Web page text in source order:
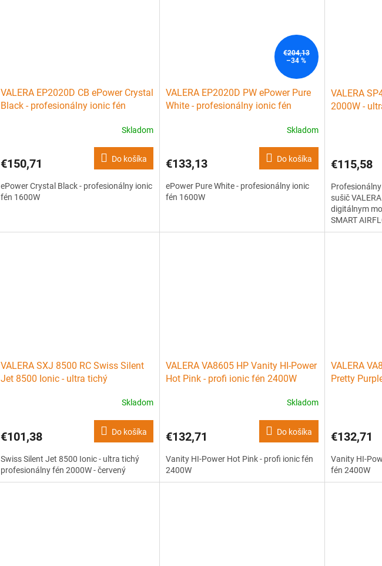
VALERA EP2020D CB ePower Crystal
Black - profesionálny ionic fén
Skladom
€150,71 Do košíka
ePower Crystal Black - profesionálny ionic
fén 1600W
€204,13
–34 %
VALERA EP2020D PW ePower Pure
White - profesionálny ionic fén
Skladom
€133,13 Do košíka
ePower Pure White - profesionálny ionic
fén 1600W
VALERA
2000W -
€115,58
sušič
digitálnym
SMART
tvarovaným
VALERA SXJ 8500 RC Swiss Silent
Jet 8500 Ionic - ultra tichý
Skladom
€101,38 Do košíka
Swiss Silent Jet 8500 Ionic - ultra tichý
profesionálny fén 2000W - červený
VALERA VA8605 HP Vanity HI-Power
Hot Pink - profi ionic fén 2400W
Skladom
€132,71 Do košíka
Vanity HI-Power Hot Pink - profi ionic fén
2400W
VALERA
Pretty
€132,71
Vanity HI-
fén 2400W